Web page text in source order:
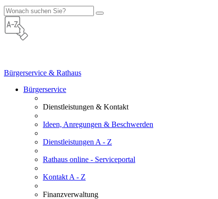
Bürgerservice & Rathaus
Bürgerservice
Dienstleistungen & Kontakt
Ideen, Anregungen & Beschwerden
Dienstleistungen A - Z
Rathaus online - Serviceportal
Kontakt A - Z
Finanzverwaltung